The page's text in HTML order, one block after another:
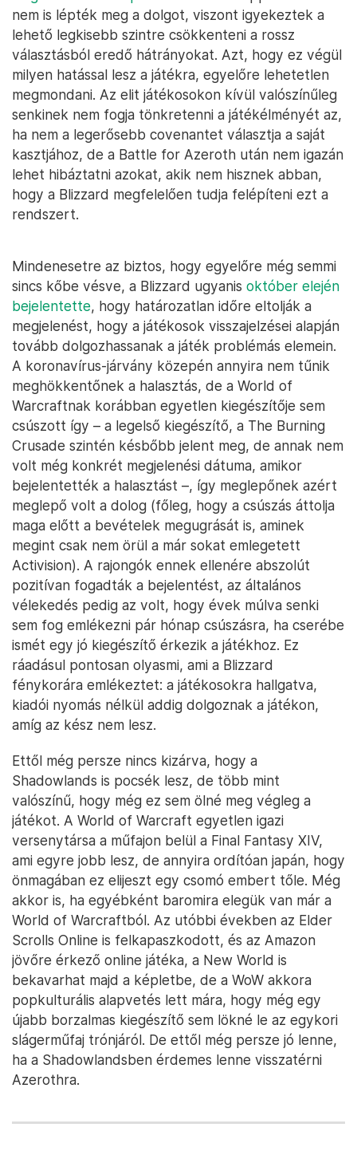
nem is lépték meg a dolgot, viszont igyekeztek a
lehető legkisebb szintre csökkenteni a rossz
választásból eredő hátrányokat. Azt, hogy ez végül
milyen hatással lesz a játékra, egyelőre lehetetlen
megmondani. Az elit játékosokon kívül valószínűleg
senkinek nem fogja tönkretenni a játékélményét az,
ha nem a legerősebb covenantet választja a saját
kasztjához, de a Battle for Azeroth után nem igazán
lehet hibáztatni azokat, akik nem hisznek abban,
hogy a Blizzard megfelelően tudja felépíteni ezt a
rendszert.
Mindenesetre az biztos, hogy egyelőre még semmi
sincs kőbe vésve, a Blizzard ugyanis október elején
bejelentette, hogy határozatlan időre eltolják a
megjelenést, hogy a játékosok visszajelzései alapján
tovább dolgozhassanak a játék problémás elemein.
A koronavírus-járvány közepén annyira nem tűnik
meghökkentőnek a halasztás, de a World of
Warcraftnak korábban egyetlen kiegészítője sem
csúszott így – a legelső kiegészítő, a The Burning
Crusade szintén késbőbb jelent meg, de annak nem
volt még konkrét megjelenési dátuma, amikor
bejelentették a halasztást –, így meglepőnek azért
meglepő volt a dolog (főleg, hogy a csúszás áttolja
maga előtt a bevételek megugrását is, aminek
megint csak nem örül a már sokat emlegetett
Activision). A rajongók ennek ellenére abszolút
pozitívan fogadták a bejelentést, az általános
vélekedés pedig az volt, hogy évek múlva senki
sem fog emlékezni pár hónap csúszásra, ha cserébe
ismét egy jó kiegészítő érkezik a játékhoz. Ez
ráadásul pontosan olyasmi, ami a Blizzard
fénykorára emlékeztet: a játékosokra hallgatva,
kiadói nyomás nélkül addig dolgoznak a játékon,
amíg az kész nem lesz.
Ettől még persze nincs kizárva, hogy a
Shadowlands is pocsék lesz, de több mint
valószínű, hogy még ez sem ölné meg végleg a
játékot. A World of Warcraft egyetlen igazi
versenytársa a műfajon belül a Final Fantasy XIV,
ami egyre jobb lesz, de annyira ordítóan japán, hogy
önmagában ez elijeszt egy csomó embert tőle. Még
akkor is, ha egyébként baromira elegük van már a
World of Warcraftból. Az utóbbi években az Elder
Scrolls Online is felkapaszkodott, és az Amazon
jövőre érkező online játéka, a New World is
bekavarhat majd a képletbe, de a WoW akkora
popkulturális alapvetés lett mára, hogy még egy
újabb borzalmas kiegészítő sem lökné le az egykori
slágerműfaj trónjáról. De ettől még persze jó lenne,
ha a Shadowlandsben érdemes lenne visszatérni
Azerothra.